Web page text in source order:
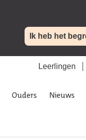
Ik heb het
Leerlingen
Ouders Nieuws